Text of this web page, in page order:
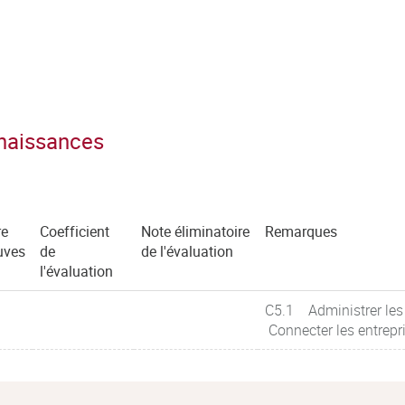
Coefficient
de
l'évaluation
Note éliminatoire
de l'évaluation
Remarques
C5.1 Administrer
Connecter les